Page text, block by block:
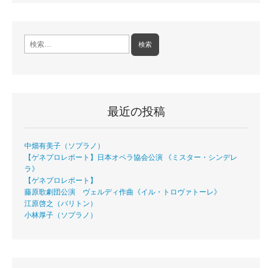
索:
最近の投稿
中畑有美子（ソプラノ）
【ゲネプロレポート】日本オペラ協会公演 《ミスター・シンデレ
ラ》
【ゲネプロレポート】
藤原歌劇団公演 ヴェルディ作曲《イル・トロヴァトーレ》
江原啓之（バリトン）
小林厚子（ソプラノ）